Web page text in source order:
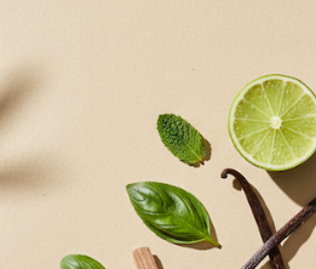
một mối
Á, da được xử lý và ướp
hương bằng nhiều mùi quý
Ý vào thế kỷ XVII được ướp
da, Grasse